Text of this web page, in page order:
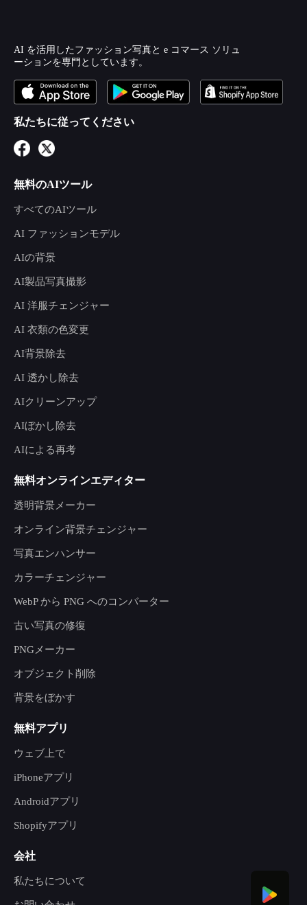
AI を活用したファッション写真と e コマース ソリュ
ーションを専門としています。
私たちに従ってください
無料のAIツール
すべてのAIツール
AI ファッションモデル
AIの背景
AI製品写真撮影
AI 洋服チェンジャー
AI 衣類の色変更
AI背景除去
AI 透かし除去
AIクリーンアップ
AIぼかし除去
AIによる再考
無料オンラインエディター
透明背景メーカー
オンライン背景チェンジャー
写真エンハンサー
カラーチェンジャー
WebP から PNG へのコンバーター
古い写真の修復
PNGメーカー
オブジェクト削除
背景をぼかす
無料アプリ
ウェブ上で
iPhoneアプリ
Androidアプリ
Shopifyアプリ
会社
私たちについて